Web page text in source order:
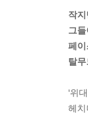
작
그
페
탈
‘위
헤